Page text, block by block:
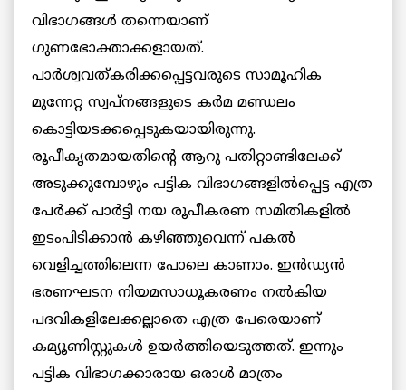
വിഭാഗങ്ങള്‍ തന്നെയാണ്
ഗുണഭോക്താക്കളായത്.
പാര്‍ശ്വവത്കരിക്കപ്പെട്ടവരുടെ സാമൂഹിക
മുന്നേറ്റ സ്വപ്നങ്ങളുടെ കര്‍മ മണ്ഡലം
കൊട്ടിയടക്കപ്പെടുകയായിരുന്നു.
രൂപീകൃതമായതിന്‍റെ ആറു പതിറ്റാണ്ടിലേക്ക്
അടുക്കുമ്പോഴും പട്ടിക വിഭാഗങ്ങളില്‍പ്പെട്ട എത്ര
പേര്‍ക്ക് പാര്‍ട്ടി നയ രൂപീകരണ സമിതികളില്‍
ഇടംപിടിക്കാന്‍ കഴിഞ്ഞുവെന്ന് പകല്‍
വെളിച്ചത്തിലെന്ന പോലെ കാണാം. ഇൻഡ്യന്‍
ഭരണഘടന നിയമസാധൂകരണം നല്‍കിയ
പദവികളിലേക്കല്ലാതെ എത്ര പേരെയാണ്
കമ്യൂണിസ്റ്റുകള്‍ ഉയര്‍ത്തിയെടുത്തത്. ഇന്നും
പട്ടിക വിഭാഗക്കാരായ ഒരാള്‍ മാത്രം